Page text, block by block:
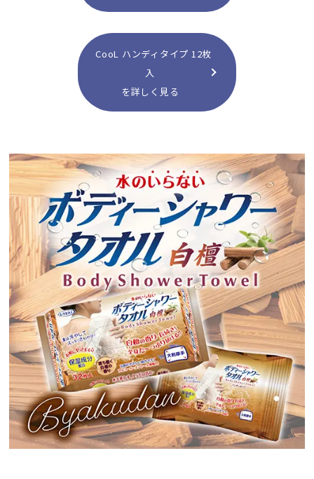
CooL ハンディタイプ 12枚
入
を詳しく見る